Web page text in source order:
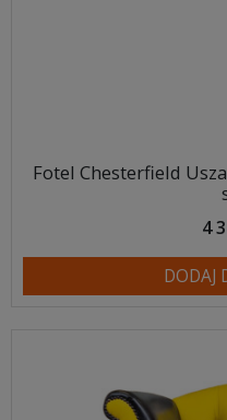
Fotel Chesterfield
4
DODAJ